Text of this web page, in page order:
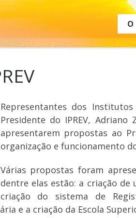
O
Representantes dos
Presidente do IPREV,
apresentarem propostas ao
organização e funcionamento
Várias propostas foram
dentre elas estão: a criação de
criação do sistema de
e a criação da Escola